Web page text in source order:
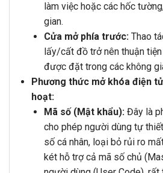
làm việc hoặc các hốc
gian.
Cửa mở phía trước:Thao
lấy/cất đồ trở nên thuận
được đặt trong các không
Phương thức mở khóa điện
hoạt:
Mã số (Mật khẩu):Đây là
cho phép người dùng tự
số cá nhân, loại bỏ rủi ro
két hỗ trợ cả mã số chủ